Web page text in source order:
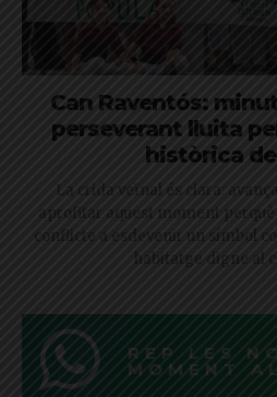
Can Raventós:
perseverant lluita
històrica
La crida veïnal és clara:
aprofitar aquest moment perquè
conflicte a esdevenir un símbol
habitatge digne al
REP LES
MOMENT